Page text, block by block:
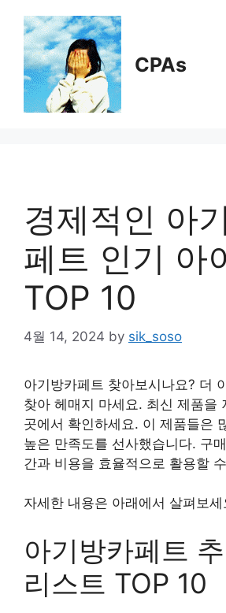
content
CPAs
경제적인 아
페트 인기 아
TOP 10
4월 14, 2024 by sik_soso
아기방카페트 찾아보시나요? 더
찾아 헤매지 마세요. 최신 제품을
곳에서 확인하세요. 이 제품들은
높은 만족도를 선사했습니다. 구
간과 비용을 효율적으로 활용할
자세한 내용은 아래에서 살펴보세
아기방카페트
리스트 TOP 10